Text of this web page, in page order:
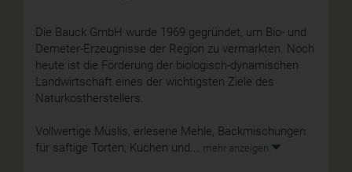
Die Bauck GmbH wurde 1969 gegründet, um Bio- und
Demeter-Erzeugnisse der Region zu vermarkten. Noch
heute ist die Förderung der biologisch-dynamischen
Landwirtschaft eines der wichtigsten Ziele des
Naturkostherstellers.
Vollwertige Müslis, erlesene Mehle, Backmischungen
für saftige Torten, Kuchen und...
mehr anzeigen